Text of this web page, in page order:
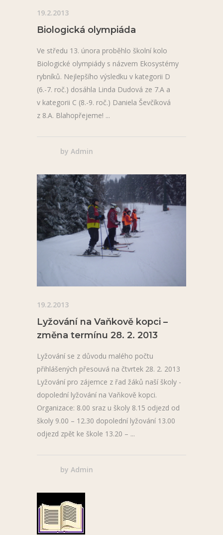
19.2.2013
Biologická olympiáda
Ve středu 13. února proběhlo školní kolo
Biologické olympiády s názvem Ekosystémy
rybníků. Nejlepšího výsledku v kategorii D
(6.-7. roč.) dosáhla Linda Dudová ze 7.A a
v kategorii C (8.-9. roč.) Daniela Ševčíková
z 8.A. Blahopřejeme!
by Admin
19.2.2013
Lyžování na Vaňkově kopci –
změna termínu 28. 2. 2013
Lyžování se z důvodu malého počtu
přihlášených přesouvá na čtvrtek 28. 2. 2013
Lyžování pro zájemce z řad žáků naší školy -
dopolední lyžování na Vaňkově kopci.
Organizace: 8.00 sraz u školy 8.15 odjezd od
školy 9.00 – 12.30 dopolední lyžování 13.00
odjezd zpět ke škole 13.20 –
by Admin